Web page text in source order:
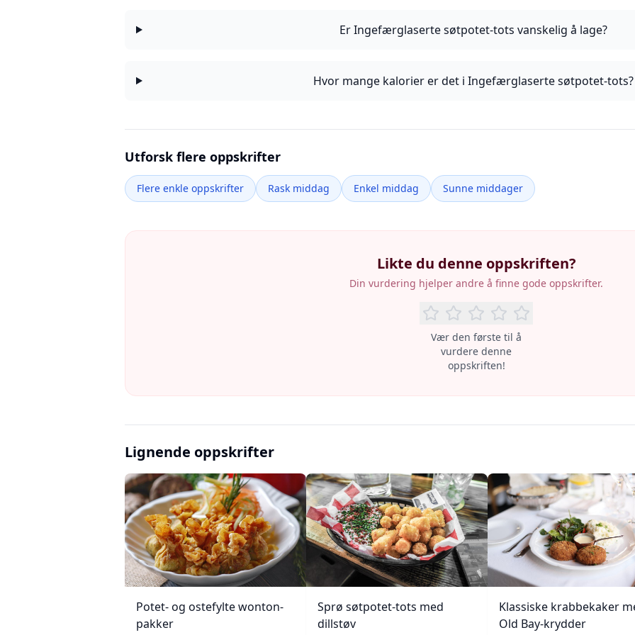
Er Ingefærglaserte søtpotet-tots vanskelig å lage?
Hvor mange kalorier er det i Ingefærglaserte søtpotet-tots?
Utforsk flere oppskrifter
Flere enkle oppskrifter Rask middag Enkel middag Sunne middager
Likte du denne oppskriften?
Din vurdering hjelper andre å finne gode oppskrifter.
Vær den første til å
vurdere denne
oppskriften!
Lignende oppskrifter
Potet- og ostefylte wonton-
pakker
Sprø søtpotet-tots med
dillstøv
Klassiske krabbekaker
Old Bay-krydder